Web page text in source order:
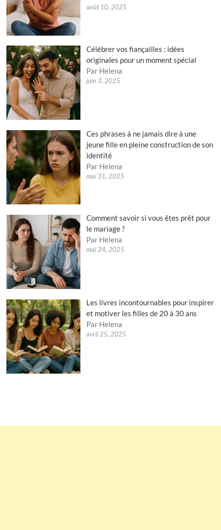
août 10, 2025
Célébrer vos fiançailles : idées
originales pour un moment spécial
Par Helena
juin 3, 2025
Ces phrases à ne jamais dire à une
jeune fille en pleine construction de son
identité
Par Helena
mai 31, 2025
Comment savoir si vous êtes prêt pour
le mariage ?
Par Helena
mai 24, 2025
Les livres incontournables pour inspirer
et motiver les filles de 20 à 30 ans
Par Helena
avril 25, 2025